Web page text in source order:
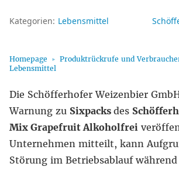
Kategorien: Lebensmittel
Homepage
Produktrückrufe und
Lebensmittel
Die Schöfferhofer Weizenbier
Warnung zu Sixpacks des
Mix Grapefruit Alkoholfrei
Unternehmen mitteilt, kann
Störung im Betriebsablauf während